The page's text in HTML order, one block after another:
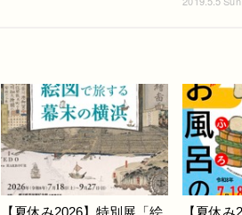
【夏休み2026】特別展「絵 【夏休